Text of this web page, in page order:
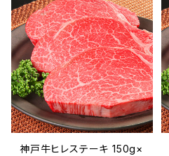
神戸牛ヒレステーキ 150g×